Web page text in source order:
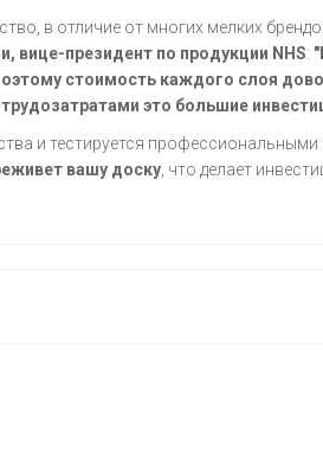
в отличие от многих мелких
вице-президент по продукции NHS:
стоимость каждого слоя
это большие
и тестируется профессиональными
вашу доску , что делает